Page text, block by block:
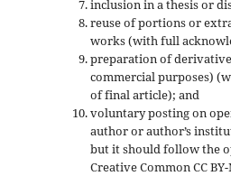
inclusion in a thesis or
reuse of portions or
works (with full
preparation of
commercial purposes)
of final article); and
voluntary posting on
author or author’s
but it should follow the
Creative Common CC